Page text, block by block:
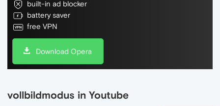
built-in ad blocker
battery saver
free VPN
Download Opera
vollbildmodus in Youtube